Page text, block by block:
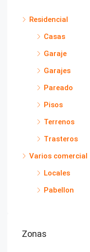
Residencial
Casas
Garaje
Garajes
Pareado
Pisos
Terrenos
Trasteros
Varios comercial
Locales
Pabellon
Zonas